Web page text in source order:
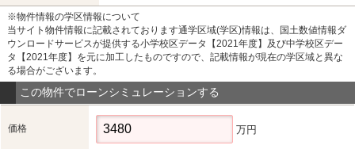
※物件情報の学区情報について
当サイト物件情報に記載されております通学区域(学区)情報は、国土数値情報ダ
ウンロードサービスが提供する小学校区データ【2021年度】及び中学校区デー
タ【2021年度】を元に加工したものですので、記載情報が現在の学区域と異な
る場合がございます。
この物件でローンシミュレーションする
価格 万円